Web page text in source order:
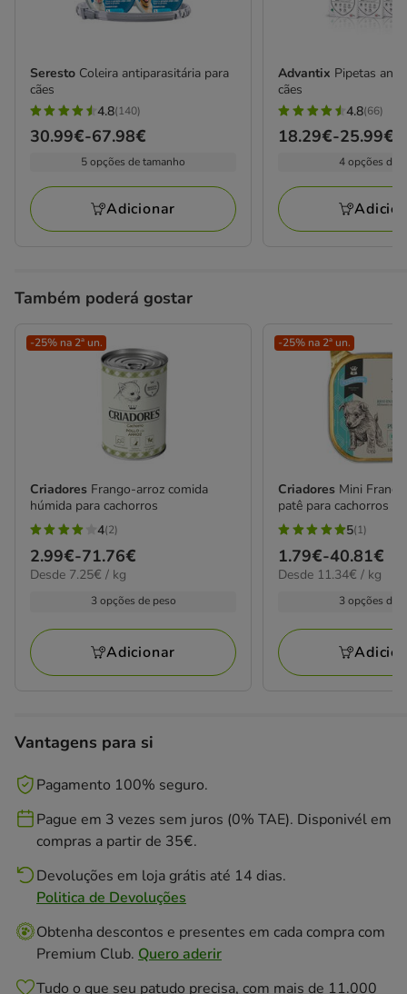
Seresto Coleira antiparasitária para
cães
4.8
estrelas
140
avaliações
4.8(140)
Preço
a
67.98€
30.99€-67.98€
5 opções de tamanho
Adicionar
Advantix Pipetas
cães
4.8
estrelas
66
avaliações
4.8(66)
Preço
a
25.99€
18.29€-25.99€
4 opções de
Também poderá gostar
-25% na 2ª un.
Criadores Frango-arroz comida
húmida para cachorros
4
estrelas
com
avaliações
4(2)
Preço
de
71.76€
2.99€-71.76€
7.25€
Desde 7.25€ / kg
3 opções de peso
Adicionar
-25% na 2ª un.
Criadores Mini
patê para cachorros
5
estrelas
com
avaliações
5(1)
Preço
de
40.81€
1.79€-40.81€
11.34€
Desde 11.34€ / kg
3 opções de
Vantagens para si
Pagamento 100% seguro.
Pague em 3 vezes sem juros (0% TAE). Disponivél em
compras a partir de 35€.
Devoluções em loja grátis até 14 dias.
Politica de Devoluções
Obtenha descontos e presentes em cada compra com
Premium Club. Quero aderir
Tudo o que seu patudo precisa, com mais de 11.000